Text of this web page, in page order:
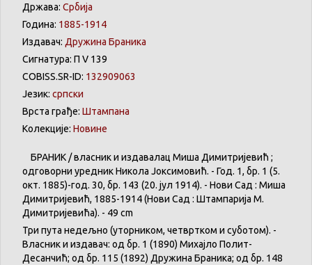
Држава: Србија
Година: 1885-1914
Издавач: Дружина Браника
Сигнатура: П V 139
COBISS.SR-ID: 132909063
Језик: српски
Врста грађе: Штампана
Колекције: Новине
БРАНИК / власник и издавалац Миша Димитријевић ;
одговорни уредник Никола Јоксимовић. - Год. 1, бр. 1 (5.
окт. 1885)-год. 30, бр. 143 (20. јул 1914). - Нови Сад : Миша
Димитријевић, 1885-1914 (Нови Сад : Штампарија М.
Димитријевића). - 49 cm
Три пута недељно (уторником, четвртком и суботом). -
Власник и издавач: од бр. 1 (1890) Михајло Полит-
Десанчић; од бр. 115 (1892) Дружина Браника; од бр. 148